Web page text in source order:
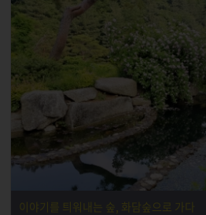
이야기를 틔워내는 숲, 화담숲으로 가다